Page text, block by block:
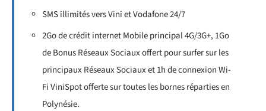
SMS illimités vers Vini et Vodafone 24/7
2Go de crédit internet Mobile principal 4G/3G+, 1Go
de Bonus Réseaux Sociaux offert pour surfer sur les
principaux Réseaux Sociaux et 1h de connexion Wi-
Fi ViniSpot offerte sur toutes les bornes réparties en
Polynésie.